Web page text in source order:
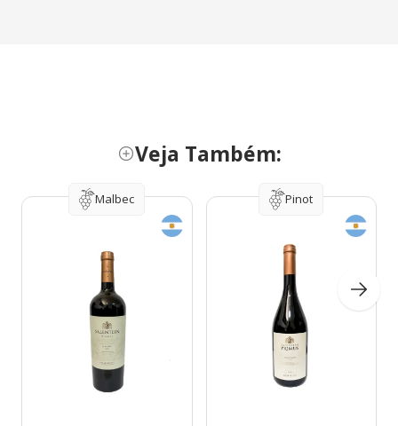
Veja Também:
Malbec Pinot